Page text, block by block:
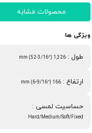
محصولات مشابه
ویژگی ها
طول:
1,326 mm (52-3/16”)
ارتفاع:
166 mm (6-9/16”)
حساسیت لمسی:
Hard/Medium/Soft/Fixed